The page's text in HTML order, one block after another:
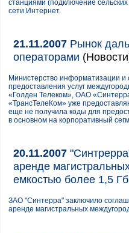
станциями (подключение
сети Интернет.
21.11.2007 Рынок
операторами
Министерство информатизации и
предоставления услуг
«Голден Телеком», ОАО
«ТрансТелеКом» уже
еще не получила коды для
в основном на корпоративный
20.11.2007
аренде
емкостью более 1,5
ЗАО "Синтерра" заключило
аренде магистральных